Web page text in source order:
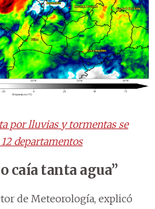
por lluvias y tormentas se
departamentos
caía tanta agua”
de Meteorología, explicó